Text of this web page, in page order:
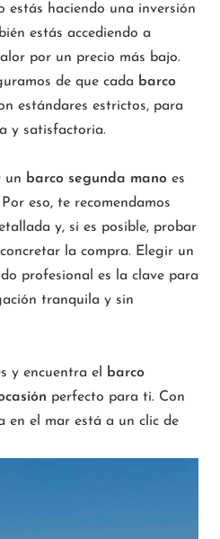
estás haciendo una inversión
estás accediendo a
por un precio más bajo.
de que cada barco
estándares estrictos, para
y satisfactoria.
un barco segunda mano es
eso, te recomendamos
y, si es posible, probar
la compra. Elegir un
profesional es la clave para
tranquila y sin
y encuentra el
barco
perfecto para ti. Con
en el mar está a un clic de